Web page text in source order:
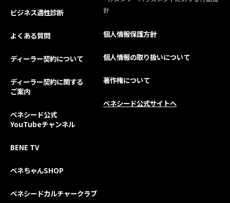
ビジネス適性診断
よくある質問
ディーラー契約について
ディーラー契約に関する
ご案内
ベネシード公式
YouTubeチャンネル
BENE TV
ベネちゃんSHOP
ベネシードカルチャークラブ
針
個人情報保護方針
個人情報の取り扱いについて
著作権について
ベネシード公式サイトへ